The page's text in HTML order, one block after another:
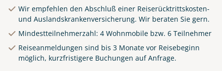
Wir empfehlen den Abschluß einer Reiserücktrittskosten-
und Auslandskrankenversicherung. Wir beraten Sie gern.
Mindestteilnehmerzahl: 4 Wohnmobile bzw. 6 Teilnehmer
Reiseanmeldungen sind bis 3 Monate vor Reisebeginn
möglich, kurzfristigere Buchungen auf Anfrage.